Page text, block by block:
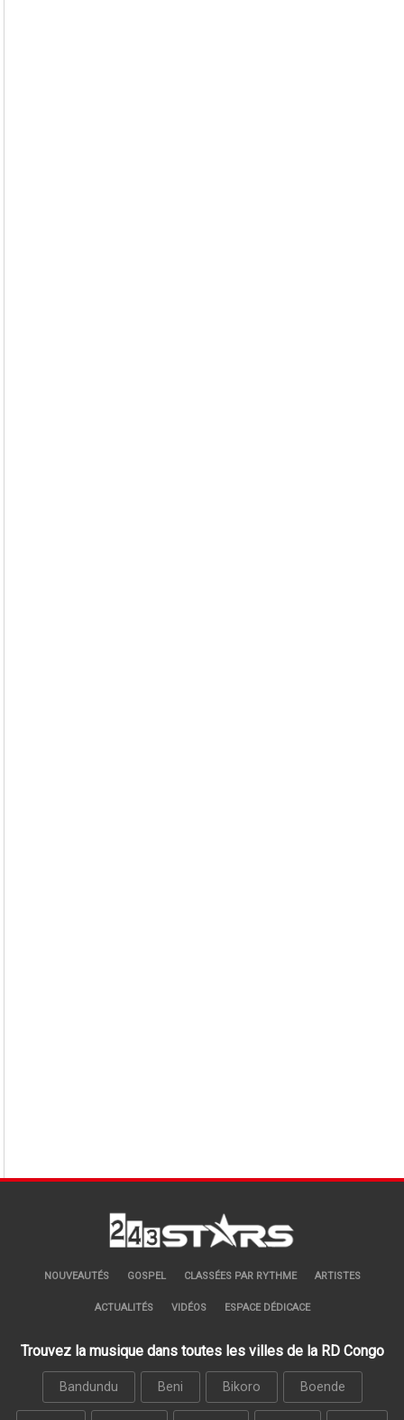
NOUVEAUTÉS GOSPEL CLASSÉES PAR RYTHME ARTISTES
ACTUALITÉS VIDÉOS ESPACE DÉDICACE
Trouvez la musique dans toutes les villes de la RD Congo
Bandundu Beni Bikoro Boende